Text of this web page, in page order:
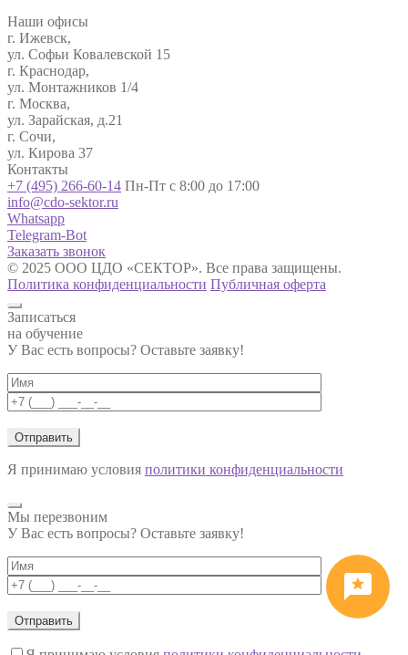
Наши офисы
г. Ижевск,
ул. Софьи Ковалевской 15
г. Краснодар,
ул. Монтажников 1/4
г. Москва,
ул. Зарайская, д.21
г. Сочи,
ул. Кирова 37
Контакты
+7 (495) 266-60-14 Пн-Пт с 8:00 до 17:00
info@cdo-sektor.ru
Whatsapp
Telegram-Bot
Заказать звонок
© 2025 ООО ЦДО «СЕКТОР». Все права защищены.
Политика конфиденциальности Публичная оферта
Записаться
на обучение
У Вас есть вопросы? Оставьте заявку!
Я принимаю условия политики конфиденциальности
Мы перезвоним
У Вас есть вопросы? Оставьте заявку!